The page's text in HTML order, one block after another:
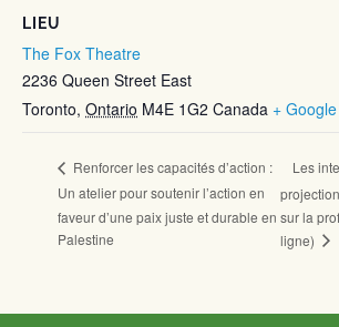
LIEU
The Fox Theatre
2236 Queen Street East
Toronto, Ontario M4E 1G2 Canada +
Renforcer les capacités d’action :
Un atelier pour soutenir l’action en
faveur d’une paix juste et durable en
Palestine
Les
sur la
ligne)